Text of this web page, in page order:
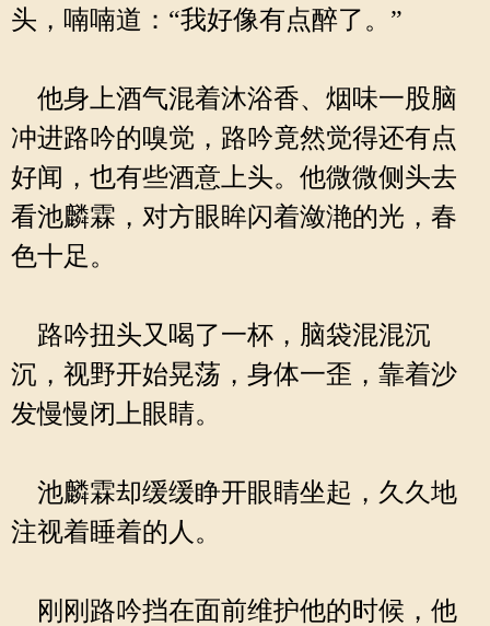
头，喃喃道：“我好像有点醉了。”
他身上酒气混着沐浴香、烟味一股脑
冲进路吟的嗅觉，路吟竟然觉得还有点
好闻，也有些酒意上头。他微微侧头去
看池麟霖，对方眼眸闪着潋滟的光，春
色十足。
路吟扭头又喝了一杯，脑袋混混沉
沉，视野开始晃荡，身体一歪，靠着沙
发慢慢闭上眼睛。
池麟霖却缓缓睁开眼睛坐起，久久地
注视着睡着的人。
刚刚路吟挡在面前维护他的时候，他